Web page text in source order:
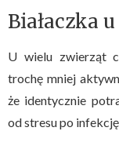
Białaczka
U wielu zwierząt
trochę mniej
że identycznie
od stresu po